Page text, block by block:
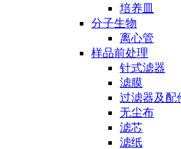
培养皿
分子生物
离心管
样品前处理
针式滤器
滤膜
过滤器及配
无尘布
滤芯
滤纸